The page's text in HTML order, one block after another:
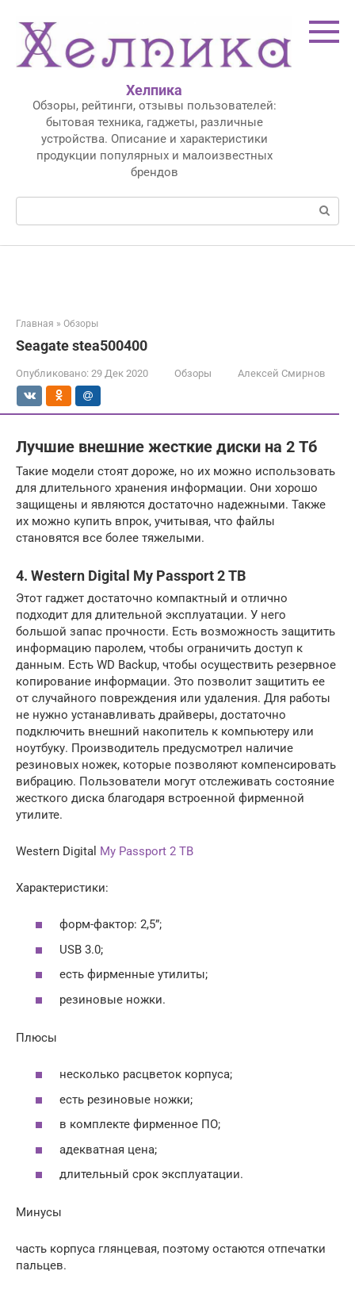
контенту
Хелпика
Обзоры, рейтинги, отзывы пользователей:
бытовая техника, гаджеты, различные
устройства. Описание и характеристики
продукции популярных и малоизвестных
брендов
Поиск:
Главная » Обзоры
Seagate stea500400
Опубликовано: 29 Дек 2020 Обзоры Алексей Смирнов
Лучшие внешние жесткие диски на 2 Тб
Такие модели стоят дороже, но их можно использовать
для длительного хранения информации. Они хорошо
защищены и являются достаточно надежными. Также
их можно купить впрок, учитывая, что файлы
становятся все более тяжелыми.
4. Western Digital My Passport 2 TB
Этот гаджет достаточно компактный и отлично
подходит для длительной эксплуатации. У него
большой запас прочности. Есть возможность защитить
информацию паролем, чтобы ограничить доступ к
данным. Есть WD Backup, чтобы осуществить резервное
копирование информации. Это позволит защитить ее
от случайного повреждения или удаления. Для работы
не нужно устанавливать драйверы, достаточно
подключить внешний накопитель к компьютеру или
ноутбуку. Производитель предусмотрел наличие
резиновых ножек, которые позволяют компенсировать
вибрацию. Пользователи могут отслеживать состояние
жесткого диска благодаря встроенной фирменной
утилите.
Western Digital My Passport 2 TB
Характеристики:
форм-фактор: 2,5”;
USB 3.0;
есть фирменные утилиты;
резиновые ножки.
Плюсы
несколько расцветок корпуса;
есть резиновые ножки;
в комплекте фирменное ПО;
адекватная цена;
длительный срок эксплуатации.
Минусы
часть корпуса глянцевая, поэтому остаются отпечатки
пальцев.